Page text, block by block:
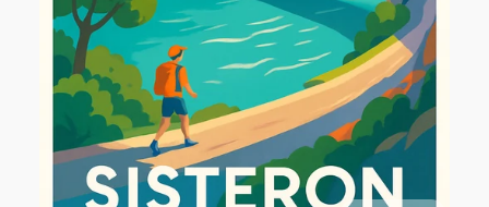
vedette
dans
la
vue
la
galerie